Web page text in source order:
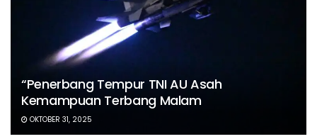
“Penerbang Tempur TNI AU Asah
Kemampuan Terbang Malam
OKTOBER 31, 2025